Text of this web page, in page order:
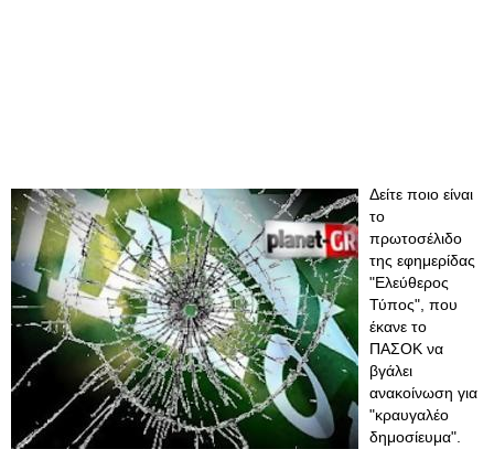
Δείτε ποιο είναι
το
πρωτοσέλιδο
της εφημερίδας
"Ελεύθερος
Τύπος", που
έκανε το
ΠΑΣΟΚ να
βγάλει
ανακοίνωση για
"κραυγαλέο
δημοσίευμα".